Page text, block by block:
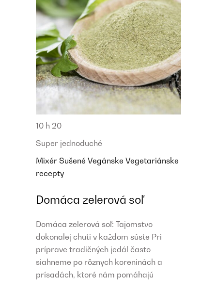
10 h 20
Super jednoduché
Mixér Sušené Vegánske Vegetariánske
recepty
Domáca zelerová soľ
Domáca zelerová soľ: Tajomstvo
dokonalej chuti v každom súste Pri
príprave tradičných jedál často
siahneme po rôznych koreninách a
prísadách, ktoré nám pomáhajú